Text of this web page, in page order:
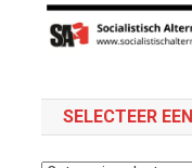
SELECTEER